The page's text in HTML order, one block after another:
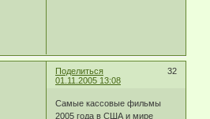
Поделиться
32
01.11.2005 13:08
Самые кассовые фильмы
2005 года в США и мире